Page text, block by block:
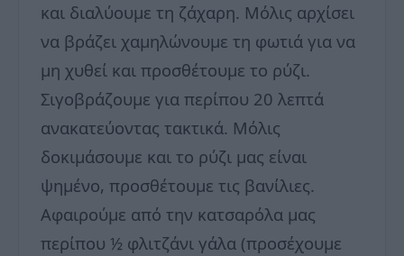
και διαλύουμε τη ζάχαρη. Μόλις αρχίσει
να βράζει χαμηλώνουμε τη φωτιά για να
μη χυθεί και προσθέτουμε το ρύζι.
Σιγοβράζουμε για περίπου 20 λεπτά
ανακατεύοντας τακτικά. Μόλις
δοκιμάσουμε και το ρύζι μας είναι
ψημένο, προσθέτουμε τις βανίλιες.
Αφαιρούμε από την κατσαρόλα μας
περίπου ½ φλιτζάνι γάλα (προσέχουμε